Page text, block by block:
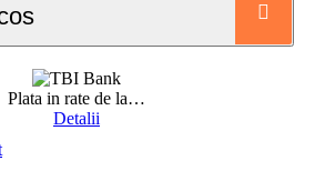
Plata in rate de la…
Detalii